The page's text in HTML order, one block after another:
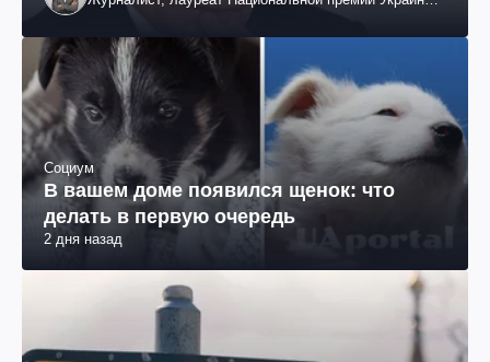
Социум
В вашем доме появился щенок: что
делать в первую очередь
2 дня назад